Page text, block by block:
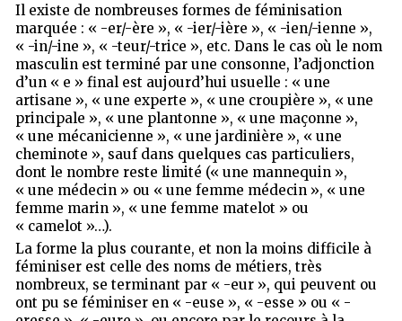
Il existe de nombreuses formes de féminisation
marquée : « -er/-ère », « -ier/-ière », « -ien/-ienne »,
« -in/-ine », « -teur/-trice », etc. Dans le cas où le nom
masculin est terminé par une consonne, l’adjonction
d’un « e » final est aujourd’hui usuelle : « une
artisane », « une experte », « une croupière », « une
principale », « une plantonne », « une maçonne »,
« une mécanicienne », « une jardinière », « une
cheminote », sauf dans quelques cas particuliers,
dont le nombre reste limité (« une mannequin »,
« une médecin » ou « une femme médecin », « une
femme marin », « une femme matelot » ou
« camelot »…).
La forme la plus courante, et non la moins difficile à
féminiser est celle des noms de métiers, très
nombreux, se terminant par « -eur », qui peuvent ou
ont pu se féminiser en « -euse », « -esse » ou « -